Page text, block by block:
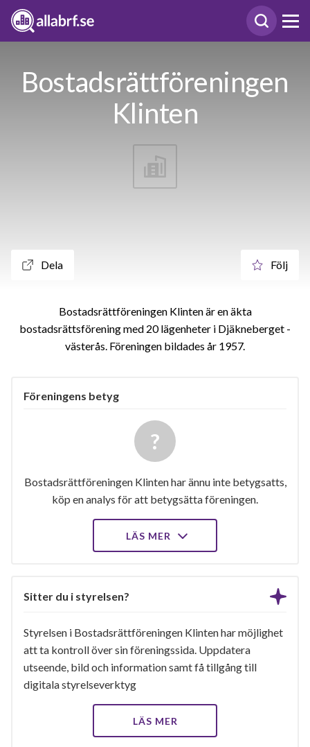
Bostadsrättföreningen
Klinten
Dela Följ
Bostadsrättföreningen Klinten är en äkta
bostadsrättsförening med 20 lägenheter i Djäkneberget -
västerås. Föreningen bildades år 1957
Föreningens betyg
Bostadsrättföreningen Klinten har ännu inte betygsatts,
köp en analys för att betygsätta föreningen.
LÄS MER
Sitter du i styrelsen?
Styrelsen i Bostadsrättföreningen Klinten har möjlighet
att ta kontroll över sin föreningssida. Uppdatera
utseende, bild och information samt få tillgång till
digitala styrelseverktyg
LÄS MER